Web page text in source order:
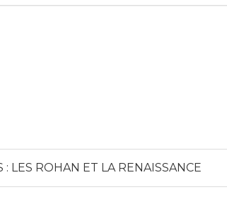
: LES ROHAN ET LA RENAISSANCE